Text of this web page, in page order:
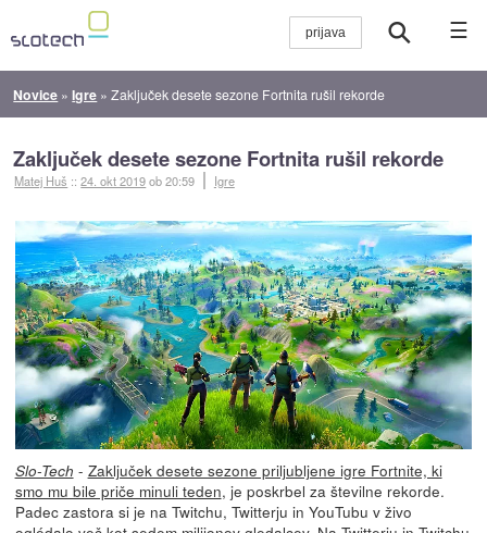
☰
Novice »Igre »Zaključek desete sezone Fortnita rušil rekorde
Zaključek desete sezone Fortnita rušil rekorde
Matej Huš ::24. okt 2019ob 20:59 Igre
Slo-Tech - Zaključek desete sezone priljubljene igre Fortnite, ki
smo mu bile priče minuli teden, je poskrbel za številne rekorde.
Padec zastora si je na Twitchu, Twitterju in YouTubu v živo